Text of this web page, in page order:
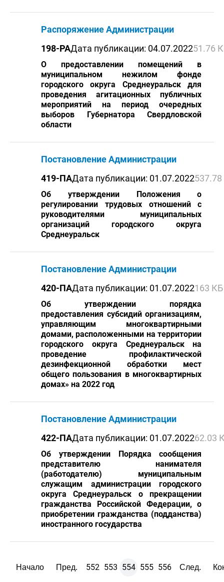
Распоряжение Администрации
198-РАДата публикации: 04.07.202251.76
О предоставлении помещений в
муниципальном нежилом фонде
городского округа Среднеуральск для
проведения агитационных публичных
мероприятий на период очередных
выборов Губернатора Свердловской
области
Постановление Администрации
419-ПАДата публикации: 01.07.2022
Об утверждении Положения о
регулировании трудовых отношений с
руководителями муниципальных
организаций городского округа
Среднеуральск
Постановление Администрации
420-ПАДата публикации: 01.07.2022163 КБ
Об утверждении порядка
предоставления субсидий организациям,
управляющим многоквартирными
домами, расположенными на территории
городского округа Среднеуральск на
проведение профилактической
дезинфекционной обработки мест
общего пользования в многоквартирных
домах» на 2022 год
Постановление Администрации
422-ПАДата публикации: 01.07.202262.03
Об утверждении Порядка сообщения
представителю нанимателя
(работодателю) муниципальным
служащим администрации городского
округа Среднеуральск о прекращении
гражданства Российской Федерации, о
приобретении гражданства (подданства)
иностранного государства
Начало Пред. 552 553 554 555 556 След.